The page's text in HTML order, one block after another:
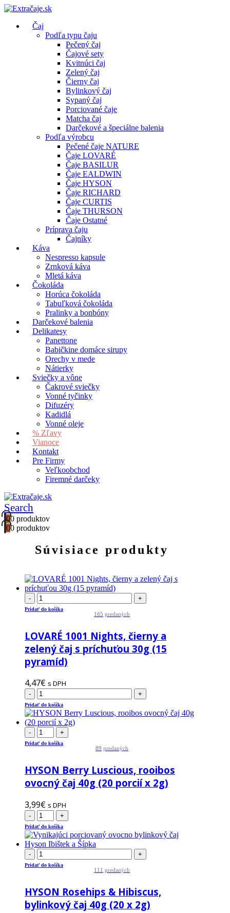
Čaj
Podľa typu čaju
Pečený čaj
Čajové sety
Kvitnúci čaj
Zelený čaj
Čierny čaj
Bylinkový čaj
Sypaný čaj
Porciované čaje
Matcha čaj
Darčekové a špeciálne balenia
Podľa výrobcu
Pečené čaje NATURE
Čaje LOVARÉ
Čaje BASILUR
Čaje EALDWIN
Čaje HYSON
Čaje RICHARD
Čaje CURTIS
Čaje THURSON
Čaje Ostatné
Príprava čaju
Čajníky
Káva
Nespresso kapsule
Zrnková káva
Mletá káva
Čokoláda
Horúca čokoláda
Tabuľková čokoláda
Pralinky a bonbóny
Darčekové balenia
Delikatesy
Panettone
Babičkine domáce sirupy
Orechy v mede
Nátierky
Sviečky a vône
Čakrové sviečky
Vonné tyčinky
Difuzéry
Kadidlá
Vonné oleje
% Zľavy
Vianoce
Kontakt
Pre Firmy
Veľkoobchod
Firemné darčeky
Search
00 produktov
00 produktov
Súvisiace produkty
- +
Pridať do košíka
165 predaných
LOVARÉ 1001 Nights, čierny a
zelený čaj s príchuťou 30g (15
pyramíd)
4,47€ s DPH
- +
Pridať do košíka
- +
Pridať do košíka
89 predaných
HYSON Berry Luscious, rooibos
ovocný čaj 40g (20 porcií x 2g)
3,99€ s DPH
- +
Pridať do košíka
- +
Pridať do košíka
111 predaných
HYSON Rosehips & Hibiscus,
bylinkový čaj 40g (20 x 2g)